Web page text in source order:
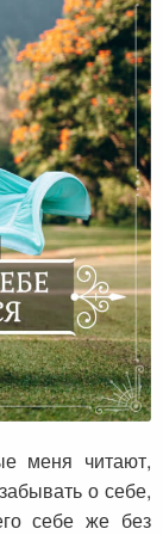
меня читают,
о себе,
себе же без